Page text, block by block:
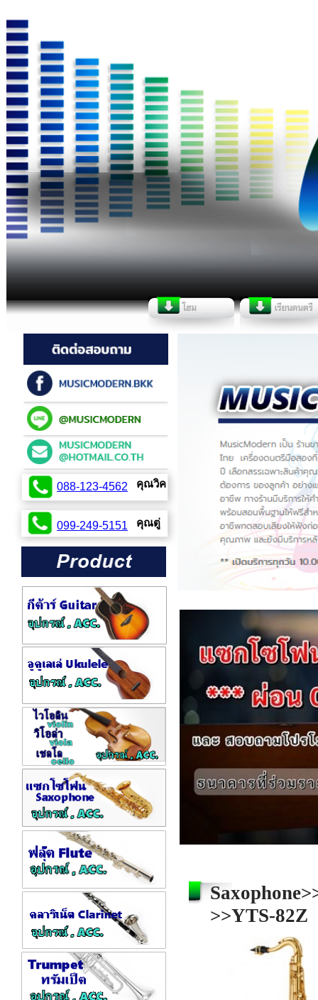
099-254-2424
088-123-4562 คุณวิค
099-249-5151 คุณตู่